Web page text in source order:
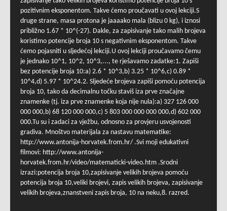
pozitivnim eksponentom. Takve ćemo proučavati u ovoj lekciji.S
druge strane, masa protona je jaaaako mala (blizu 0 kg), i iznosi
približno 1.67 * 10^(-27). Dakle, za zapisivanje tako malih brojeva
koristimo potencije broja 10 s negativnim eksponentom. Takve
ćemo pojasniti u sljedećoj lekciji.U ovoj lekciji proučavamo čemu
je jednako 10^1, 10^2, 10^3,..., te rješavamo zadatke:1. Zapiši
bez potencije broja 10:a) 2.6 * 10^3,b) 3.25 * 10^6,c) 0.89 *
10^4,d) 5.97 * 10^24.2. Sljedeće brojeva zapiši pomoću potencija
broja 10, tako da decimalnu točku staviš iza prve značajne
znamenke (tj. iza prve znamenke koja nije nula):a) 327 126 000
000 000,b) 68 120 000 000,c) 5 803 000 000 000 000,d) 602 000
000.Tu su i zadaci za vježbu, odnosno za provjeru usvojenosti
gradiva. Mnoštvo materijala za nastavu matematike:
http://www.antonija-horvatek.from.hr/ .Svi moji edukativni
filmovi: http://www.antonija-
horvatek.from.hr/video/matematicki-video.htm .Srodni
izrazi:potencija broja 10,zapisivanje velikih brojeva pomoću
potencija broja 10,veliki brojevi, zapis velikih brojeva, zapisivanje
velikih brojeva,znanstveni zapis broja, 10 na neku,8. razred.